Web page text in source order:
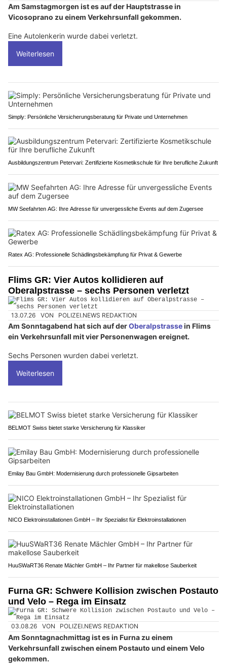
Am Samstagmorgen ist es auf der Hauptstrasse in
Vicosoprano zu einem Verkehrsunfall gekommen.
Eine Autolenkerin wurde dabei verletzt.
Weiterlesen
Simply: Persönliche Versicherungsberatung für Private und Unternehmen
Ausbildungszentrum Petervari: Zertifizierte Kosmetikschule für Ihre berufliche Zukunft
MW Seefahrten AG: Ihre Adresse für unvergessliche Events auf dem Zugersee
Ratex AG: Professionelle Schädlingsbekämpfung für Privat & Gewerbe
Flims GR: Vier Autos kollidieren auf
Oberalpstrasse – sechs Personen verletzt
13.07.26 VON POLIZEI.NEWS REDAKTION
Am Sonntagabend hat sich auf derOberalpstrassein Flims
ein Verkehrsunfall mit vier Personenwagen ereignet.
Sechs Personen wurden dabei verletzt.
Weiterlesen
BELMOT Swiss bietet starke Versicherung für Klassiker
Emilay Bau GmbH: Modernisierung durch professionelle Gipsarbeiten
NICO Elektroinstallationen GmbH – Ihr Spezialist für Elektroinstallationen
HuuSWaRT36 Renate Mächler GmbH – Ihr Partner für makellose Sauberkeit
Furna GR: Schwere Kollision zwischen Postauto
und Velo – Rega im Einsatz
03.08.26 VON POLIZEI.NEWS REDAKTION
Am Sonntagnachmittag ist es in Furna zu einem
Verkehrsunfall zwischen einem Postauto und einem Velo
gekommen.